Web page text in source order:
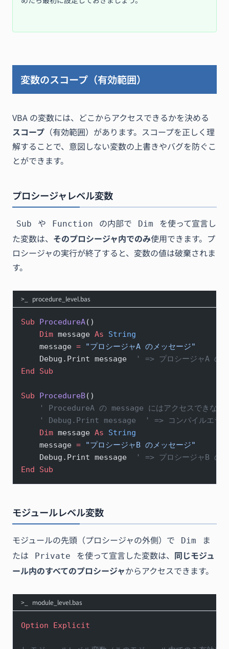
変数のスコープ（有効範囲）
VBA の変数には、どこからアクセスできるかを決める
スコープ （有効範囲）があります。スコープを正しく理
解することで、意図しない変数の上書きやバグを防ぐこ
とができます。
プロシージャレベル変数
Sub や Function の内部で Dim
を使って宣言し
た変数は、 そのプロシージャ内でのみ使用できます。プ
ロシージャの実行が終了すると、変数の値は破棄されま
す。
procedure_level.bas
Sub ProcedureA()
    Dim
message As String
    message
= "プロシージャA のメッセージ"
    Debug.Print message
' => プロシージャA の
End Sub
Sub ProcedureB()
    ' ProcedureA の message にはアクセスできない
' Debug.Print message  ' => コンパイルエラ
    Dim
message As String
    message
= "プロシージャB のメッセージ"
    Debug.Print message
' => プロシージャB の
End Sub
モジュールレベル変数
モジュールの先頭（プロシージャの外側）で Dim
ま
たは
Private を使って宣言した変数は、 同じモジュ
ール内のすべてのプロシージャからアクセスできます。
module_level.bas
Option Explicit